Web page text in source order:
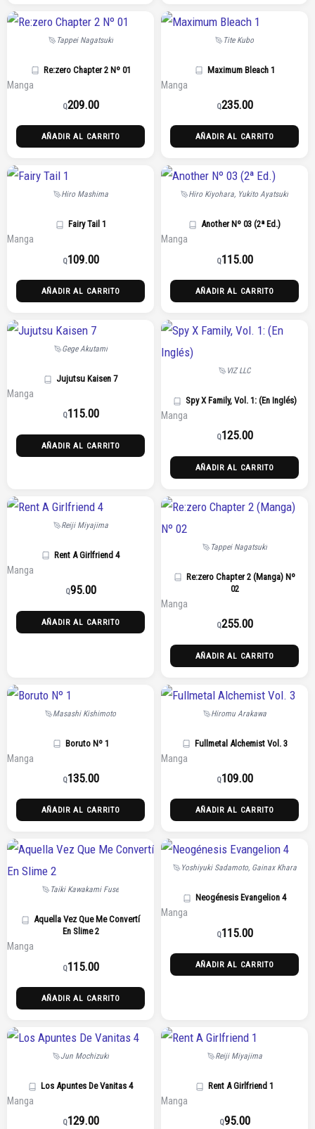
Tappei Nagatsuki
Re:zero Chapter 2 Nº 01
Manga
Q209.00
AÑADIR AL CARRITO
Tite Kubo
Maximum Bleach 1
Manga
Q235.00
AÑADIR AL CARRITO
Hiro Mashima
Fairy Tail 1
Manga
Q109.00
AÑADIR AL CARRITO
Hiro Kiyohara, Yukito Ayatsuki
Another Nº 03 (2ª Ed.)
Manga
Q115.00
AÑADIR AL CARRITO
Gege Akutami
Jujutsu Kaisen 7
Manga
Q115.00
AÑADIR AL CARRITO
VIZ LLC
Spy X Family, Vol. 1: (En Inglés)
Manga
Q125.00
AÑADIR AL CARRITO
Reiji Miyajima
Rent A Girlfriend 4
Manga
Q95.00
AÑADIR AL CARRITO
Tappei Nagatsuki
Re:zero Chapter 2 (Manga) Nº
02
Manga
Q255.00
AÑADIR AL CARRITO
Masashi Kishimoto
Boruto Nº 1
Manga
Q135.00
AÑADIR AL CARRITO
Hiromu Arakawa
Fullmetal Alchemist Vol. 3
Manga
Q109.00
AÑADIR AL CARRITO
Taiki Kawakami Fuse
Aquella Vez Que Me Convertí
En Slime 2
Manga
Q115.00
AÑADIR AL CARRITO
Yoshiyuki Sadamoto, Gainax Khara
Neogénesis Evangelion 4
Manga
Q115.00
AÑADIR AL CARRITO
Jun Mochizuki
Los Apuntes De Vanitas 4
Manga
Q129.00
Reiji Miyajima
Rent A Girlfriend 1
Manga
Q95.00